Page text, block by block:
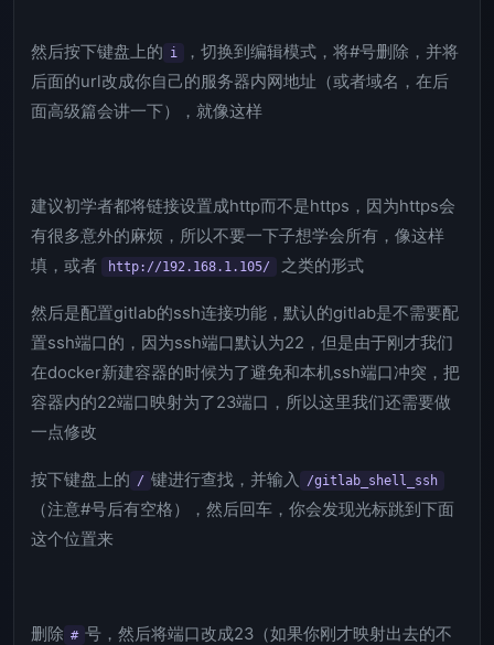
然后按下键盘上的 i
，切换到编辑模式，将#号删除，并将
后面的url改成你自己的服务器内网地址（或者域名，在后
面高级篇会讲一下），就像这样
建议初学者都将链接设置成http而不是https，因为https会
有很多意外的麻烦，所以不要一下子想学会所有，像这样
填，或者
http://192.168.1.105/ 之类的形式
然后是配置gitlab的ssh连接功能，默认的gitlab是不需要配
置ssh端口的，因为ssh端口默认为22，但是由于刚才我们
在docker新建容器的时候为了避免和本机ssh端口冲突，把
容器内的22端口映射为了23端口，所以这里我们还需要做
一点修改
按下键盘上的 / 键进行查找，并输入 /gitlab_shell_ssh
（注意#号后有空格），然后回车，你会发现光标跳到下面
这个位置来
删除 # 号，然后将端口改成23（如果你刚才映射出去的不